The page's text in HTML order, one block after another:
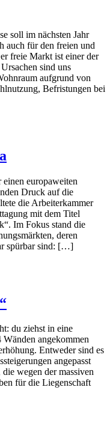
soll im nächsten Jahr
auch für den freien und
freie Markt ist einer der
sind uns
aufgrund von
Befristungen bei
europaweiten
Druck auf die
die Arbeiterkammer
mit dem Titel
Im Fokus stand die
deren
spürbar sind: […]
du ziehst in eine
angekommen
Entweder sind es
angepasst
wegen der massiven
für die Liegenschaft